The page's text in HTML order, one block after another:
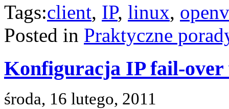
Tags:client, IP, linux,
Posted in Praktyczne
Konfiguracja IP fail-over
środa, 16 lutego, 2011